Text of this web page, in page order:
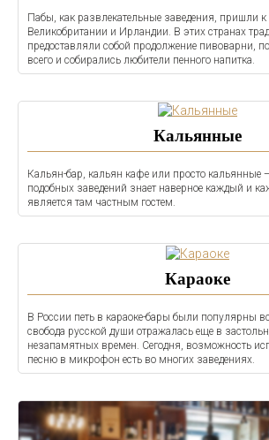
Пабы, как развлекательные заведения, пришли
Великобритании и Ирландии. В этих странах
предоставляли собой продолжение пивоварни,
всего и собирались любители пенного напитка.
Кальянные
Кальян-бар, кальян кафе или просто кальянные
подобных заведений знает наверное каждый и
является там частным гостем.
Караоке
В России петь в караоке-бары были популярны
свобода русской души отражалась еще в
незапамятных времен. Сегодня, возможность
песню в микрофон есть во многих заведениях.